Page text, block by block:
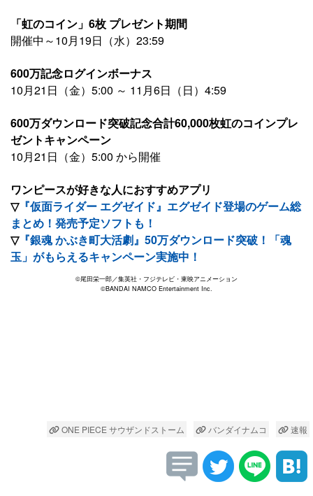
「虹のコイン」6枚 プレゼント期間
開催中～10月19日（水）23:59
600万記念ログインボーナス
10月21日（金）5:00 ～ 11月6日（日）4:59
600万ダウンロード突破記念合計60,000枚虹のコインプレ
ゼントキャンペーン
10月21日（金）5:00 から開催
ワンピースが好きな人におすすめアプリ
▽『仮面ライダー エグゼイド』エグゼイド登場のゲーム総
まとめ！発売予定ソフトも！
▽『銀魂 かぶき町大活劇』50万ダウンロード突破！「魂
玉」がもらえるキャンペーン実施中！
©尾田栄一郎／集英社・フジテレビ・東映アニメーション
©BANDAI NAMCO Entertainment Inc.
ONE PIECE サウザンドストーム バンダイナムコ 速報